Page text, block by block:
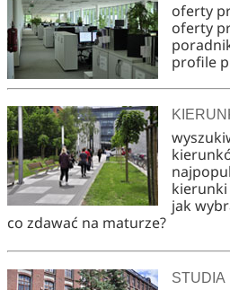
oferty
oferty
profile
kierunki
jak
co zdawać na maturze?
STUDIA